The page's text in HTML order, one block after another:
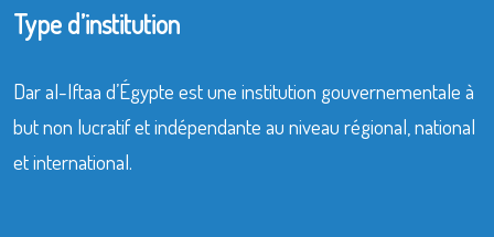
Type d’institution
Dar al-Iftaa d’Égypte est une institution gouvernementale à
but non lucratif et indépendante au niveau régional, national
et international.